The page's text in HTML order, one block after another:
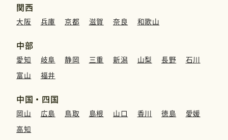
関西
大阪 兵庫 京都 滋賀 奈良 和歌山
中部
愛知 岐阜 静岡 三重 新潟 山梨 長野
石川
富山
福井
中国・四国
岡山 広島 鳥取 島根 山口 香川 徳島
愛媛
高知